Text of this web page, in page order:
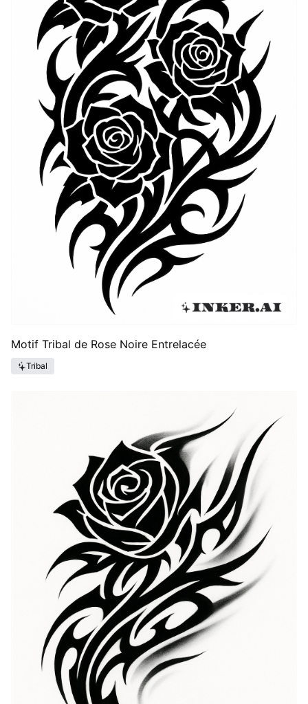
Motif Tribal de Rose Noire Entrelacée
Tribal